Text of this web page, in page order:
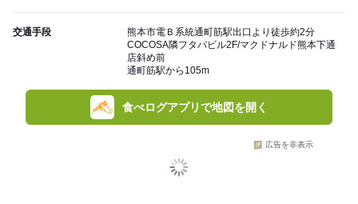
交通手段
熊本市電Ｂ系統通町筋駅出口より徒歩約2分
COCOSA隣フタバビル2F/マクドナルド熊本下通
店斜め前
通町筋駅から105m
食べログアプリで地図を開く
広告を非表示